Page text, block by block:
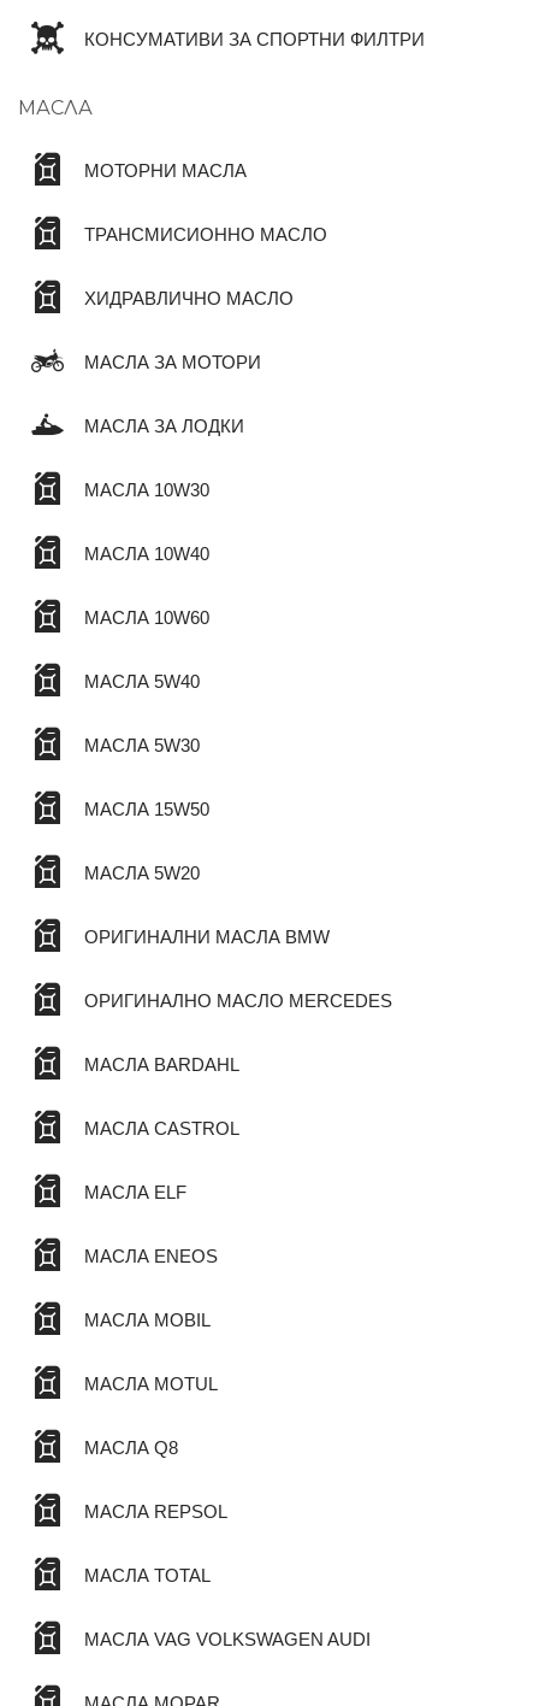
КОНСУМАТИВИ ЗА СПОРТНИ ФИЛТРИ
МАСЛА
МОТОРНИ МАСЛА
ТРАНСМИСИОННО МАСЛО
ХИДРАВЛИЧНО МАСЛО
МАСЛА ЗА МОТОРИ
МАСЛА ЗА ЛОДКИ
МАСЛА 10W30
МАСЛА 10W40
МАСЛА 10W60
МАСЛА 5W40
МАСЛА 5W30
МАСЛА 15W50
МАСЛА 5W20
ОРИГИНАЛНИ МАСЛА BMW
ОРИГИНАЛНО МАСЛО MERCEDES
МАСЛА BARDAHL
МАСЛА CASTROL
МАСЛА ELF
МАСЛА ENEOS
МАСЛА MOBIL
МАСЛА MOTUL
МАСЛА Q8
МАСЛА REPSOL
МАСЛА TOTAL
МАСЛА VAG VOLKSWAGEN AUDI